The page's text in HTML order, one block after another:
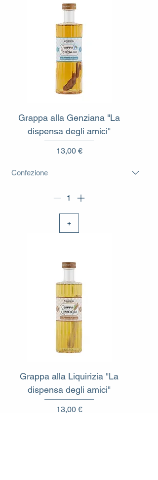
Grappa alla Genziana "La
dispensa degli amici"
Prezzo
13,00 €
+
Grappa alla Liquirizia "La
dispensa degli amici"
Prezzo
13,00 €